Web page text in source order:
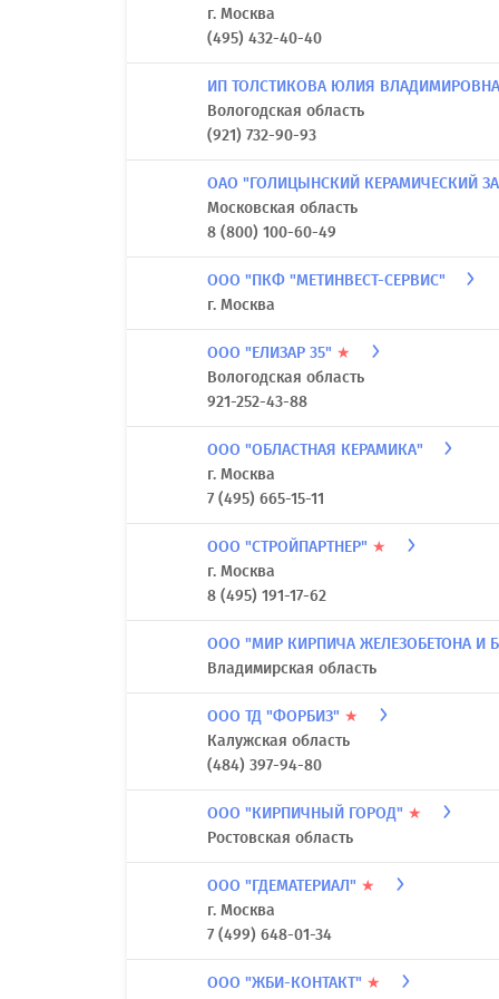
г. Москва
(495) 432-40-40
ИП ТОЛСТИКОВА ЮЛИЯ ВЛАДИМИРОВНА
Вологодская область
(921) 732-90-93
ОАО "ГОЛИЦЫНСКИЙ КЕРАМИЧЕСКИЙ
Московская область
8 (800) 100-60-49
ООО "ПКФ "МЕТИНВЕСТ-СЕРВИС"
г. Москва
ООО "ЕЛИЗАР 35" ★
Вологодская область
921-252-43-88
ООО "ОБЛАСТНАЯ КЕРАМИКА"
г. Москва
7 (495) 665-15-11
ООО "СТРОЙПАРТНЕР" ★
г. Москва
8 (495) 191-17-62
ООО "МИР КИРПИЧА ЖЕЛЕЗОБЕТОНА И
Владимирская область
ООО ТД "ФОРБИЗ" ★
Калужская область
(484) 397-94-80
ООО "КИРПИЧНЫЙ ГОРОД" ★
Ростовская область
ООО "ГДЕМАТЕРИАЛ" ★
г. Москва
7 (499) 648-01-34
ООО "ЖБИ-КОНТАКТ" ★